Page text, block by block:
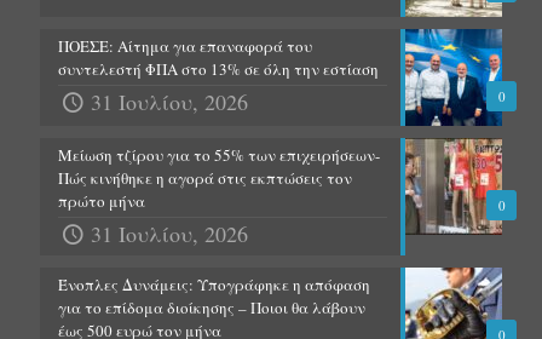
0
ΠΟΕΣΕ: Αίτημα για επαναφορά του
συντελεστή ΦΠΑ στο 13% σε όλη την εστίαση
31 Ιουλίου, 2026
0
Μείωση τζίρου για το 55% των επιχειρήσεων-
Πώς κινήθηκε η αγορά στις εκπτώσεις τον
πρώτο μήνα
31 Ιουλίου, 2026
0
Ένοπλες Δυνάμεις: Υπογράφηκε η απόφαση
για το επίδομα διοίκησης – Ποιοι θα λάβουν
έως 500 ευρώ τον μήνα